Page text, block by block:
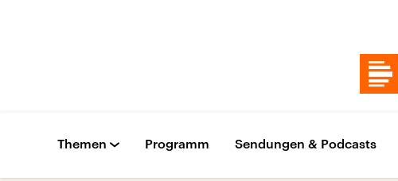
Themen Programm Sendungen & Podcasts